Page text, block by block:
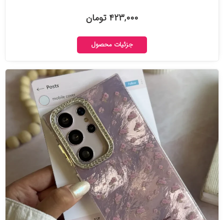
۴۲۳,۰۰۰ تومان
جزئیات محصول